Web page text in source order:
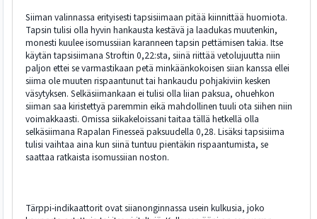
Siiman valinnassa erityisesti tapsisiimaan pitää kiinnittää huomiota.
Tapsin tulisi olla hyvin hankausta kestävä ja laadukas muutenkin,
monesti kuulee isomussiian karanneen tapsin pettämisen takia. Itse
käytän tapsisiimana Stroftin 0,22:sta, siinä riittää vetolujuutta niin
paljon ettei se varmastikaan petä minkäänkokoisen siian kanssa ellei
siima ole muuten rispaantunut tai hankaudu pohjakiviin kesken
väsytyksen. Selkäsiimankaan ei tulisi olla liian paksua, ohuehkon
siiman saa kiristettyä paremmin eikä mahdollinen tuuli ota siihen niin
voimakkaasti. Omissa siikakeloissani taitaa tällä hetkellä olla
selkäsiimana Rapalan Finesseä paksuudella 0,28. Lisäksi tapsisiima
tulisi vaihtaa aina kun siinä tuntuu pientäkin rispaantumista, se
saattaa ratkaista isomussiian noston.
Tärppi-indikaattorit ovat siianonginnassa usein kulkusia, joko